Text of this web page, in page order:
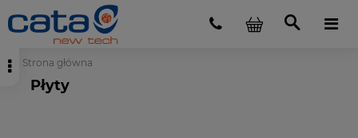
Strona główna
Płyty